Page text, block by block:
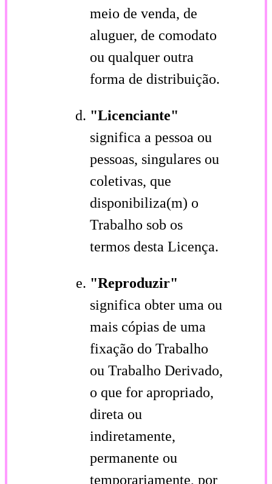
meio de venda, de
aluguer, de comodato
ou qualquer outra
forma de distribuição.
"Licenciante"
significa a pessoa ou
pessoas, singulares ou
coletivas, que
disponibiliza(m) o
Trabalho sob os
termos desta Licença.
"Reproduzir"
significa obter uma ou
mais cópias de uma
fixação do Trabalho
ou Trabalho Derivado,
o que for apropriado,
direta ou
indiretamente,
permanente ou
temporariamente, por